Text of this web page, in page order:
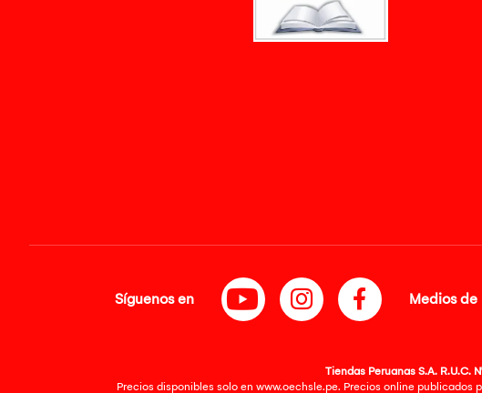
Síguenos en Medios de
Tiendas Peruanas S.A. R.U.C.
Precios disponibles solo en www.oechsle.pe. Precios online